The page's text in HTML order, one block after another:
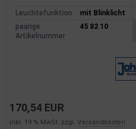
Leuchtefunktion
mit Blinklicht
paarige
Artikelnummer
45 82 10
170,54 EUR
inkl. 19 % MwSt. zzgl. Versandkosten